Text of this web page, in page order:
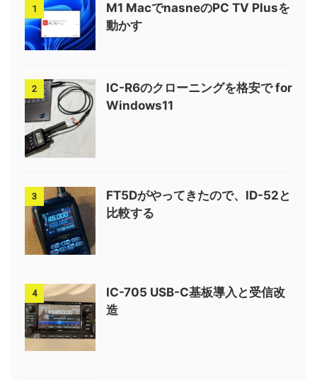
1
M1 MacでnasneのPC TV Plusを
動かす
2
IC-R6のクローニングを格安で for
Windows11
3
FT5Dがやってきたので、ID-52と
比較する
4
IC-705 USB-C基板導入と受信改
造